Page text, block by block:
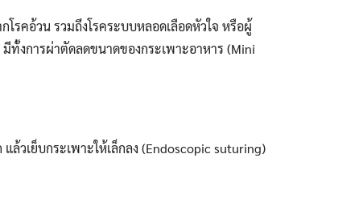
รคอ้วน รวมถึงโรคระบบหลอดเลือดหัวใจ หรือผู้
ทั้งการผ่าตัดลดขนาดของกระเพาะอาหาร (Mini
ล้วเย็บกระเพาะให้เล็กลง (Endoscopic suturing)